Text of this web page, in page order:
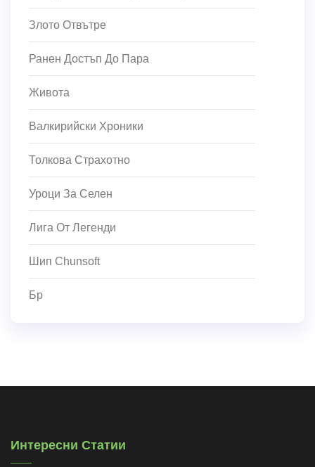
Злото Отвътре
Ранен Достъп До Пара
Живота
Валкирийски Хроники
Толкова Страхотно
Уроци За Селен
Лига От Легенди
Шип Chunsoft
Бр
Интересни Статии